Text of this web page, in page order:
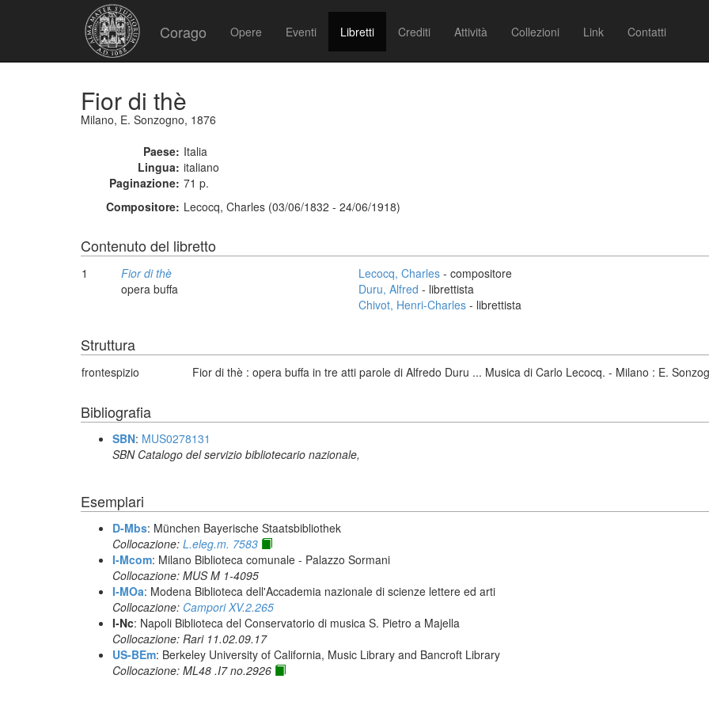
Corago Opere Eventi Libretti Crediti Attività Collezioni Link Contatti
Fior di thè
Milano, E. Sonzogno, 1876
Paese: Italia
Lingua: italiano
Paginazione: 71 p.
Compositore: Lecocq, Charles (03/06/1832 - 24/06/1918)
Contenuto del libretto
1
Fior di thè
opera buffa
Lecocq, Charles - compositore
Duru, Alfred - librettista
Chivot, Henri-Charles - librettista
Struttura
frontespizio Fior di thè : opera buffa in tre atti parole di Alfredo Duru ... Musica di Carlo Lecocq. - Milano : E.
Bibliografia
SBN: MUS0278131
SBN Catalogo del servizio bibliotecario nazionale,
Esemplari
D-Mbs: München Bayerische Staatsbibliothek
Collocazione: L.eleg.m. 7583
I-Mcom: Milano Biblioteca comunale - Palazzo Sormani
Collocazione: MUS M 1-4095
I-MOa: Modena Biblioteca dell'Accademia nazionale di scienze lettere ed arti
Collocazione: Campori XV.2.265
I-Nc: Napoli Biblioteca del Conservatorio di musica S. Pietro a Majella
Collocazione: Rari 11.02.09.17
US-BEm: Berkeley University of California, Music Library and Bancroft Library
Collocazione: ML48 .I7 no.2926